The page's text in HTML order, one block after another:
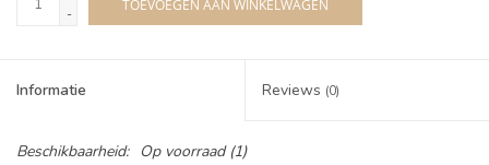
-
TOEVOEGEN AAN WINKELWAGEN
Informatie Reviews (0)
Beschikbaarheid: Op voorraad(1)